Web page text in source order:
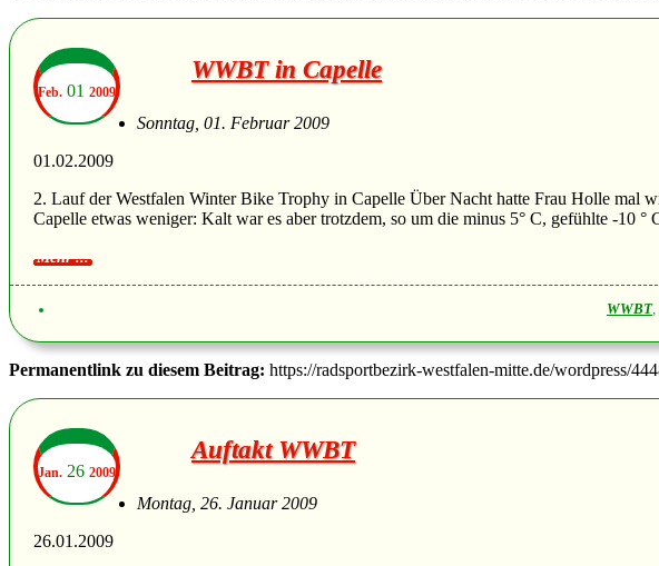
Feb. 01 2009
WWBT in Capelle
Sonntag, 01. Februar 2009
01.02.2009
2. Lauf der Westfalen Winter Bike Trophy in Capelle Über Nacht hatte Frau Holle mal
Capelle etwas weniger: Kalt war es aber trotzdem, so um die minus 5° C, gefühlte -10 °
WWBT,
Permanentlink zu diesem Beitrag: https://radsportbezirk-westfalen-mitte.de/wordpress/
Jan. 26 2009
Auftakt WWBT
Montag, 26. Januar 2009
26.01.2009